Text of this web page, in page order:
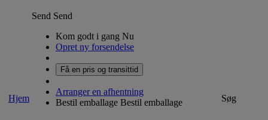
Hjem
Send Send
Kom godt i gang Nu
Opret ny forsendelse
Få en pris og transittid
Arranger en afhentning
Bestil emballage Bestil emballage Søg